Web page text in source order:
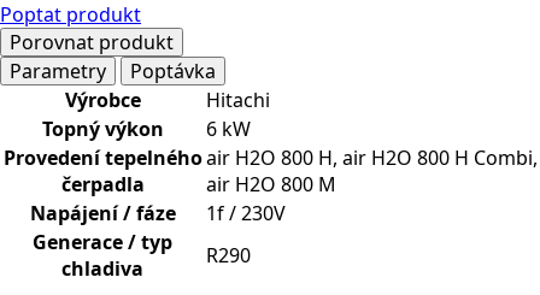
Poptat produkt
Porovnat produkt
Parametry
Poptávka
Výrobce
Hitachi
Topný výkon
6 kW
Provedení tepelného
čerpadla
air H2O 800 H, air H2O 800 H Combi,
air H2O 800 M
Napájení / fáze
1f / 230V
Generace / typ
chladiva
R290